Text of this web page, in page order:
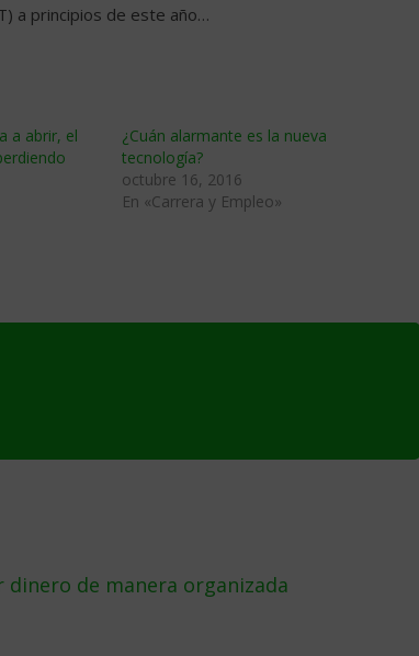
a principios de este año…
a abrir, el
¿Cuán alarmante es la nueva
tecnología?
octubre 16, 2016
En «Carrera y Empleo»
de manera organizada